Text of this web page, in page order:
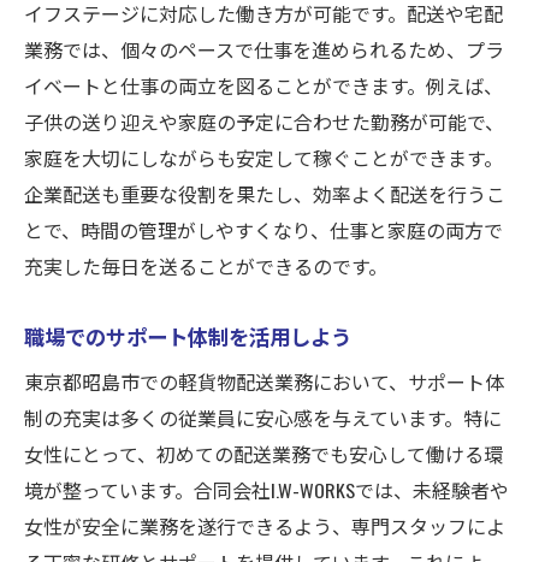
イフステージに対応した働き方が可能です。配送や宅配
業務では、個々のペースで仕事を進められるため、プラ
イベートと仕事の両立を図ることができます。例えば、
子供の送り迎えや家庭の予定に合わせた勤務が可能で、
家庭を大切にしながらも安定して稼ぐことができます。
企業配送も重要な役割を果たし、効率よく配送を行うこ
とで、時間の管理がしやすくなり、仕事と家庭の両方で
充実した毎日を送ることができるのです。
職場でのサポート体制を活用しよう
東京都昭島市での軽貨物配送業務において、サポート体
制の充実は多くの従業員に安心感を与えています。特に
女性にとって、初めての配送業務でも安心して働ける環
境が整っています。合同会社I.W-WORKSでは、未経験者や
女性が安全に業務を遂行できるよう、専門スタッフによ